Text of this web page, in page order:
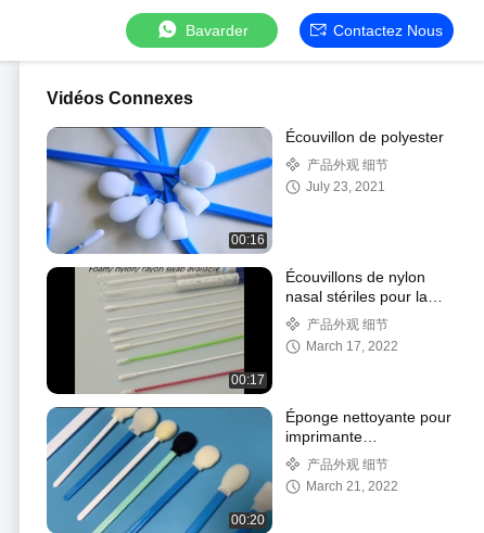
Bavarder Contactez Nous
Vidéos Connexes
00:16
Écouvillon de polyester
产品外观 细节
July 23, 2021
00:17
Écouvillons de nylon
nasal stériles pour la
collecte de spécimens
产品外观 细节
March 17, 2022
00:20
Éponge nettoyante pour
imprimante
rectangulaire douce de
128 mm en PP
产品外观 细节
March 21, 2022